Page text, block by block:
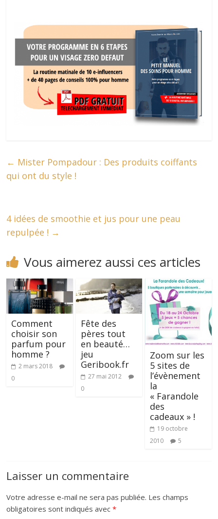
← Mister Pompadour : Des produits coiffants
qui ont du style !
4 idées de smoothie et jus pour une peau
repulpée ! →
Vous aimerez aussi ces articles
Comment
choisir son
parfum pour
homme ?
2 mars 2018
0
Fête des
pères tout
en beauté…
jeu
Geribook.fr
27 mai 2012
0
Zoom sur les
5 sites de
l’évènement
la
« Farandole
des
cadeaux » !
19 octobre
2010
5
Laisser un commentaire
Votre adresse e-mail ne sera pas publiée. Les champs
obligatoires sont indiqués avec*